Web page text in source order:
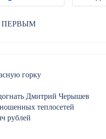
ПЕРВЫМ
горку
Дмитрий Черышев
теплосетей
рублей